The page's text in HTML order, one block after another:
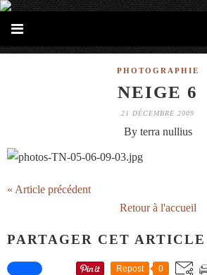
PHOTOGRAPHIE
NEIGE 6
21 DÉCEMBRE 2009
By terra nullius
« Article précédent
Retour à l'accueil
PARTAGER CET ARTICLE
Repost 0